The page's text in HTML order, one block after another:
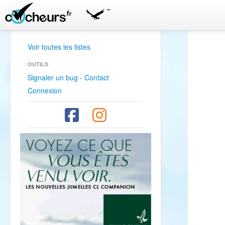
Voir toutes les listes
OUTILS
Signaler un bug - Contact
Connexion